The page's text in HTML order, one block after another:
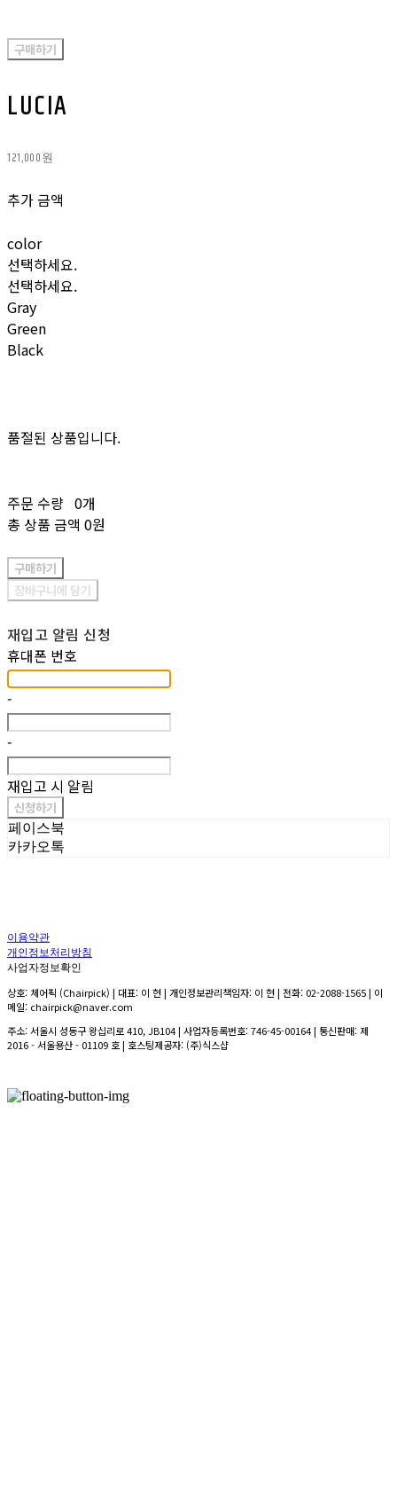
구매하기
LUCIA
121,000원
추가 금액
color
선택하세요.
선택하세요.
Gray
Green
Black
품절된 상품입니다.
주문 수량 0개
총 상품 금액 0원
구매하기
장바구니에 담기
재입고 알림 신청
휴대폰 번호
-
-
재입고 시 알림
신청하기
페이스북
카카오톡
이용약관
개인정보처리방침
사업자정보확인
상호: 체어픽 (Chairpick) | 대표: 이 현 | 개인정보관리책임자: 이 현 | 전화: 02-2088-1565 | 이
메일: chairpick@naver.com
주소: 서울시 성동구 왕십리로 410, JB104 | 사업자등록번호:746-45-00164| 통신판매:제
2016 - 서울용산 - 01109 호| 호스팅제공자: (주)식스샵